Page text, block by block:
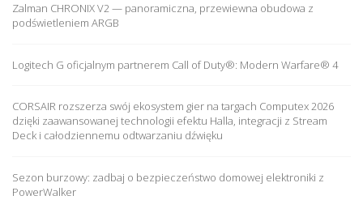
Zalman CHRONIX V2 — panoramiczna, przewiewna obudowa z
podświetleniem ARGB
Logitech G oficjalnym partnerem Call of Duty®: Modern Warfare® 4
CORSAIR rozszerza swój ekosystem gier na targach Computex 2026
dzięki zaawansowanej technologii efektu Halla, integracji z Stream
Deck i całodziennemu odtwarzaniu dźwięku
Sezon burzowy: zadbaj o bezpieczeństwo domowej elektroniki z
PowerWalker